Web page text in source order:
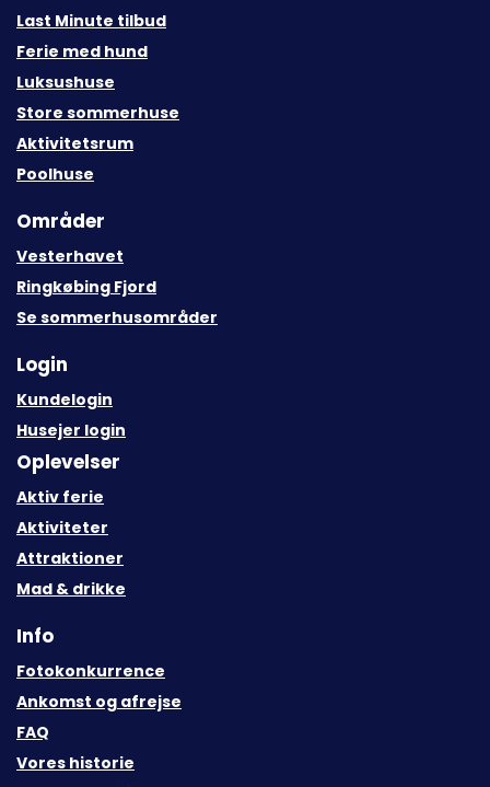
Last Minute tilbud
Ferie med hund
Luksushuse
Store sommerhuse
Aktivitetsrum
Poolhuse
Områder
Vesterhavet
Ringkøbing Fjord
Se sommerhusområder
Login
Kundelogin
Husejer login
Oplevelser
Aktiv ferie
Aktiviteter
Attraktioner
Mad & drikke
Info
Fotokonkurrence
Ankomst og afrejse
FAQ
Vores historie